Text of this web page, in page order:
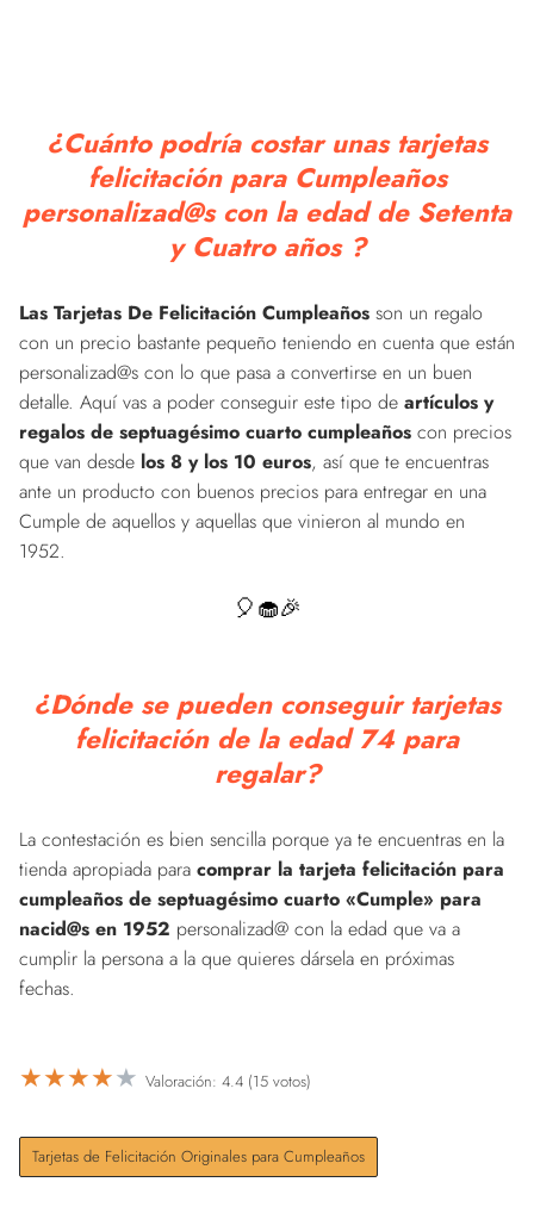
¿Cuánto podría costar unas tarjetas
felicitación para Cumpleaños
personalizad@s con la edad de Setenta
y Cuatro años ?
Las Tarjetas De Felicitación Cumpleaños son un regalo
con un precio bastante pequeño teniendo en cuenta que están
personalizad@s con lo que pasa a convertirse en un buen
detalle. Aquí vas a poder conseguir este tipo de artículos y
regalos de septuagésimo cuarto cumpleaños con precios
que van desde los 8 y los 10 euros, así que te encuentras
ante un producto con buenos precios para entregar en una
Cumple de aquellos y aquellas que vinieron al mundo en
1952.
🎈🧁🎉
¿Dónde se pueden conseguir tarjetas
felicitación de la edad 74 para
regalar?
La contestación es bien sencilla porque ya te encuentras en la
tienda apropiada para comprar la tarjeta felicitación para
cumpleaños de septuagésimo cuarto «Cumple» para
nacid@s en 1952 personalizad@ con la edad que va a
cumplir la persona a la que quieres dársela en próximas
fechas.
★★★★★ Valoración: 4.4 (15 votos)
Tarjetas de Felicitación Originales para Cumpleaños